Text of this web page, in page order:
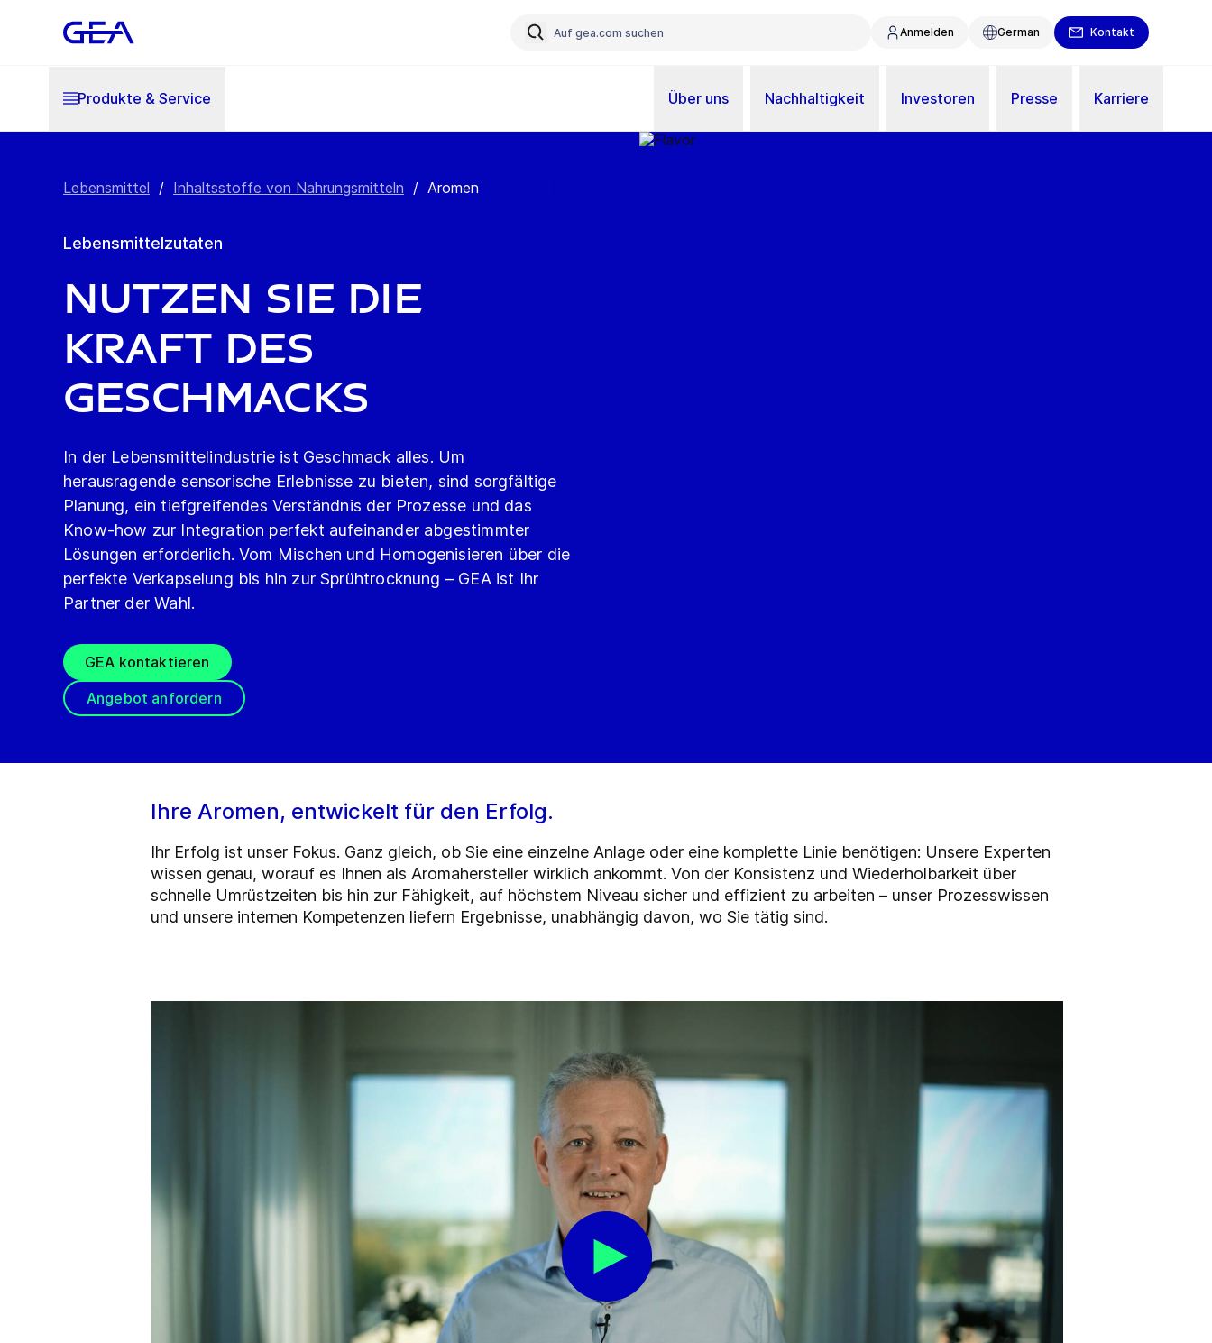
Anmelden German Kontakt
Produkte & Service Über uns Nachhaltigkeit Investoren Presse Karriere
Lebensmittel / Inhaltsstoffe von Nahrungsmitteln / Aromen
Lebensmittelzutaten
Nutzen Sie die
Kraft des
Geschmacks
In der Lebensmittelindustrie ist Geschmack alles. Um
herausragende sensorische Erlebnisse zu bieten, sind sorgfältige
Planung, ein tiefgreifendes Verständnis der Prozesse und das
Know-how zur Integration perfekt aufeinander abgestimmter
Lösungen erforderlich. Vom Mischen und Homogenisieren über die
perfekte Verkapselung bis hin zur Sprühtrocknung – GEA ist Ihr
Partner der Wahl.
GEA kontaktieren
Angebot anfordern
Ihre Aromen, entwickelt für den Erfolg.
Ihr Erfolg ist unser Fokus. Ganz gleich, ob Sie eine einzelne Anlage oder eine komplette Linie benötigen: Unsere Experten
wissen genau, worauf es Ihnen als Aromahersteller wirklich ankommt. Von der Konsistenz und Wiederholbarkeit über
schnelle Umrüstzeiten bis hin zur Fähigkeit, auf höchstem Niveau sicher und effizient zu arbeiten – unser Prozesswissen
und unsere internen Kompetenzen liefern Ergebnisse, unabhängig davon, wo Sie tätig sind.